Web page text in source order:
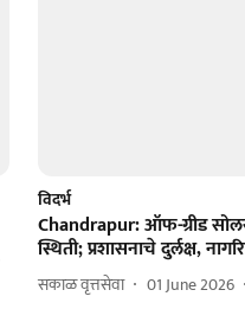
विदर्भ
Chandrapur: ऑफ-ग्रीड
स्थिती; प्रशासनाचे दुर्लक्ष,
सकाळ वृत्तसेवा 01 June 2026